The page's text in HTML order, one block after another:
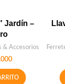
Jardín –
& Accesorios